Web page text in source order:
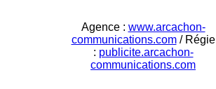
Agence : www.arcachon-
communications.com/ Régie
: publicite.arcachon-
communications.com